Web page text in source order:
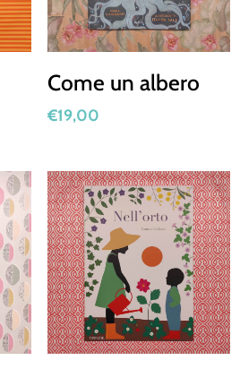
Come un albero
€19,00